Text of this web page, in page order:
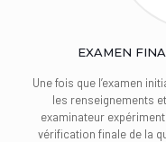
EXAMEN
Une fois que l’examen
les renseignements
examinateur
vérification finale de la